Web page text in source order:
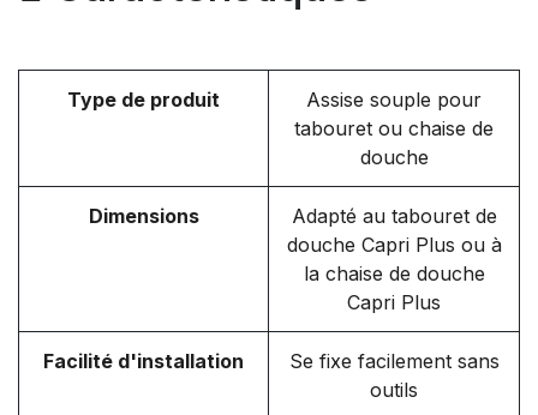
Type de produit
Assise souple pour
tabouret ou chaise de
douche
Dimensions
Adapté au tabouret de
douche Capri Plus ou à
la chaise de douche
Capri Plus
Facilité d'installation
Se fixe facilement sans
outils